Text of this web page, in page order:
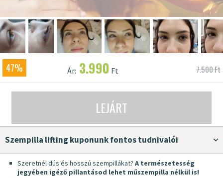
47% Ár: 3.990 Ft 7.500 Ft
LEJÁRT
Szempilla lifting kuponunk fontos tudnivalói
Szeretnél dús és hosszú szempillákat? A természetesség
jegyében igéző pillantásod lehet műszempilla nélkül is!